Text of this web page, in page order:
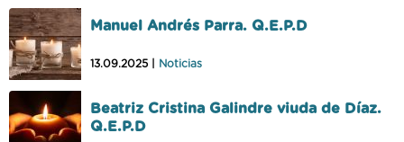
Manuel Andrés Parra. Q.E.P.D
13.09.2025 | Noticias
Beatriz Cristina Galindre viuda de Díaz.
Q.E.P.D